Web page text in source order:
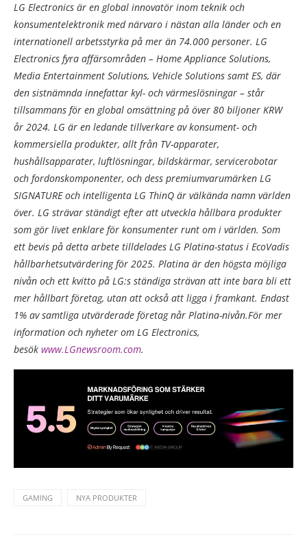
LG Electronics är en global innovatör inom teknik och
konsumentelektronik med närvaro i nästan alla länder och en
internationell arbetsstyrka på mer än 74.000 personer. LG
Electronics fyra affärsområden – Home Appliance Solutions,
Media Entertainment Solutions, Vehicle Solutions samt ES, där
den sistnämnda innefattar kyl- och värmeslösningar – står
tillsammans för en global omsättning på över 80 biljoner KRW
år 2024. LG är en ledande tillverkare av konsument- och
kommersiella produkter, allt från TV-apparater,
hushållsapparater, luftlösningar, bildskärmar, servicerobotar
och fordonskomponenter, och dess premiumvarumärken LG
SIGNATURE och intelligenta LG ThinQ är välkända namn världen
över. LG strävar ständigt efter att utveckla hållbara produkter
som gör livet enklare för konsumenter runt om i världen. Som
ett bevis på detta arbete tilldelades LG Platina-status i EcoVadis
hållbarhetsutvärdering för 2025. Platina är den högsta möjliga
nivån och ett kvitto på LG:s ständiga strävan att inte bara bli ett
mer hållbart företag, utan att också att ligga i framkant. Endast
1% av samtliga utvärderade företag når Platina-nivån.För mer
information och nyheter om LG Electronics,
besök www.LGnewsroom.com.
GAMING NYA PRODUKTER